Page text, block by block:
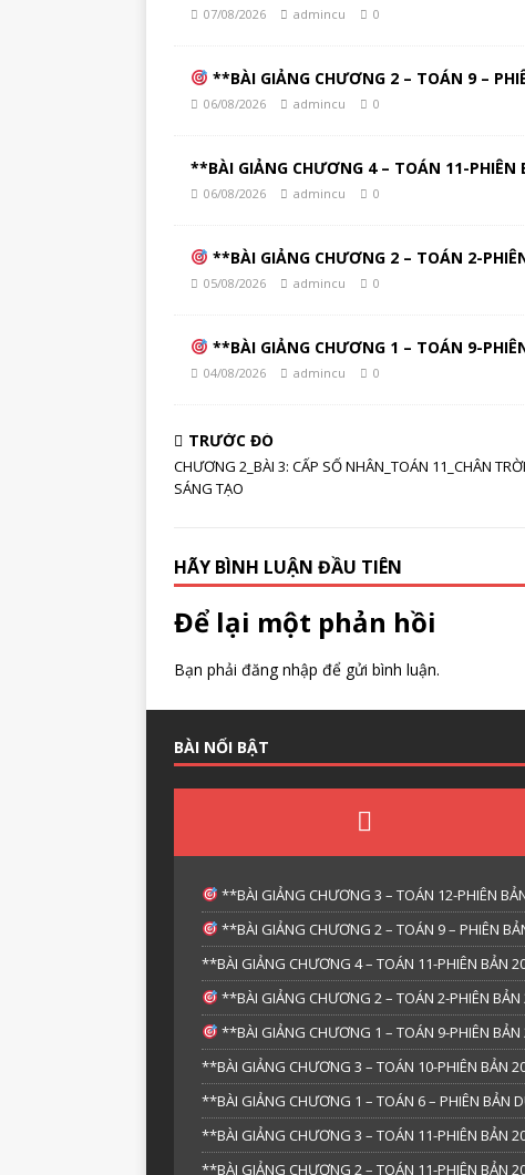
07/08/2026 admincu 0
**BÀI GIẢNG CHƯƠNG 2 – TOÁN 9 –
06/08/2026 admincu 0
**BÀI GIẢNG CHƯƠNG 4 – TOÁN 11-
06/08/2026 admincu 0
**BÀI GIẢNG CHƯƠNG 2 – TOÁN 2-
05/08/2026 admincu 0
**BÀI GIẢNG CHƯƠNG 1 – TOÁN 9-
04/08/2026 admincu 0
TRƯỚC ĐÓ
CHƯƠNG 2_BÀI 3: CẤP SỐ NHÂN_TOÁN 11_CHÂN TRỜI
SÁNG TẠO
HÃY BÌNH LUẬN ĐẦU TIÊN
Để lại một phản hồi
Bạn phải đăng nhập để gửi bình luận.
BÀI NỔI BẬT
**BÀI GIẢNG CHƯƠNG 3 – TOÁN 12-PHIÊN
**BÀI GIẢNG CHƯƠNG 2 – TOÁN 9 – PHIÊN
**BÀI GIẢNG CHƯƠNG 4 – TOÁN 11-PHIÊN BẢN
**BÀI GIẢNG CHƯƠNG 2 – TOÁN 2-PHIÊN
**BÀI GIẢNG CHƯƠNG 1 – TOÁN 9-PHIÊN
**BÀI GIẢNG CHƯƠNG 3 – TOÁN 10-PHIÊN BẢN
**BÀI GIẢNG CHƯƠNG 1 – TOÁN 6 – PHIÊN BẢN
**BÀI GIẢNG CHƯƠNG 3 – TOÁN 11-PHIÊN BẢN
**BÀI GIẢNG CHƯƠNG 2 – TOÁN 11-PHIÊN BẢN